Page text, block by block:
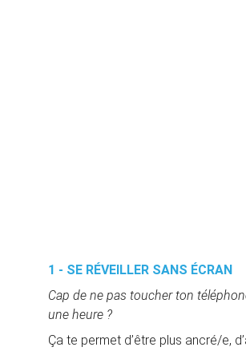
1 - SE RÉVEILLER SANS ÉCRAN
Cap de ne pas toucher ton
une heure ?
Ça te permet d’être plus ancré/e,